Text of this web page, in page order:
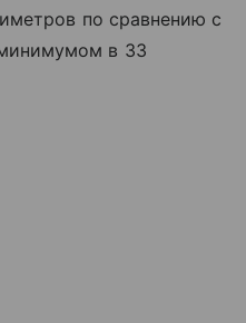
по сравнению с
в 33